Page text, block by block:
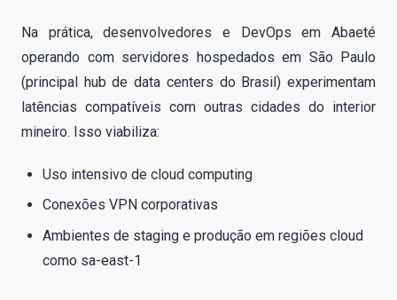
Na prática, desenvolvedores e DevOps em Abaeté
operando com servidores hospedados em São Paulo
(principal hub de data centers do Brasil) experimentam
latências compatíveis com outras cidades do interior
mineiro. Isso viabiliza:
Uso intensivo de cloud computing
Conexões VPN corporativas
Ambientes de staging e produção em regiões cloud
como sa-east-1